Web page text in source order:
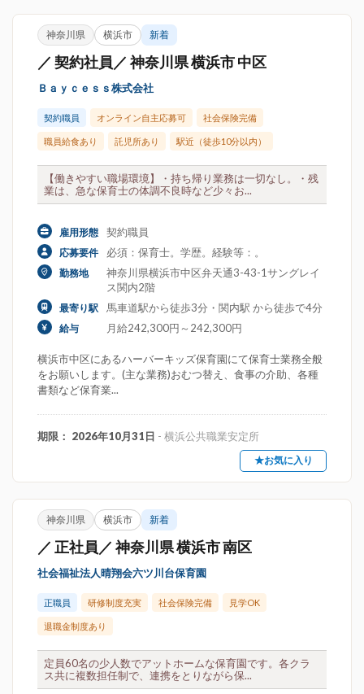
神奈川県 横浜市 新着
／ 契約社員／ 神奈川県 横浜市 中区
Ｂａｙｃｅｓｓ株式会社
契約職員 オンライン自主応募可 社会保険完備
職員給食あり 託児所あり 駅近（徒歩10分以内）
【働きやすい職場環境】・持ち帰り業務は一切なし。・残
業は、急な保育士の体調不良時など少々お...
雇用形態 契約職員
応募要件 必須：保育士。学歴。経験等：。
勤務地
神奈川県横浜市中区弁天通3-43-1サングレイ
ス関内2階
最寄り駅 馬車道駅から徒歩3分・関内駅 から徒歩で4分
給与 月給242,300円～242,300円
横浜市中区にあるハーバーキッズ保育園にて保育士業務全般
をお願いします。(主な業務)おむつ替え、食事の介助、各種
書類など保育業...
期限： 2026年10月31日 - 横浜公共職業安定所
★お気に入り
神奈川県 横浜市 新着
／ 正社員／ 神奈川県 横浜市 南区
社会福祉法人晴翔会六ツ川台保育園
正職員 研修制度充実 社会保険完備 見学OK
退職金制度あり
定員60名の少人数でアットホームな保育園です。各クラ
ス共に複数担任制で、連携をとりながら保...